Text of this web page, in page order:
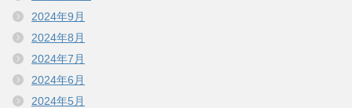
2024年9月
2024年8月
2024年7月
2024年6月
2024年5月